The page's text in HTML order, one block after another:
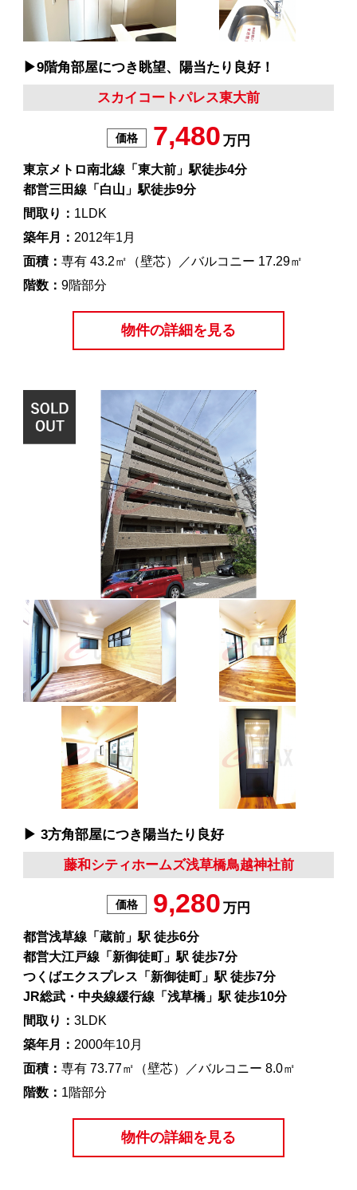
▶︎9階角部屋につき眺望、陽当たり良好！
スカイコートパレス東大前
価格 7,480 万円
東京メトロ南北線「東大前」駅徒歩4分
都営三田線「白山」駅徒歩9分
間取り： 1LDK
築年月： 2012年1月
面積： 専有 43.2㎡（壁芯）／バルコニー 17.29㎡
階数： 9階部分
物件の詳細を見る
▶︎ 3方角部屋につき陽当たり良好
藤和シティホームズ浅草橋鳥越神社前
価格 9,280 万円
都営浅草線「蔵前」駅 徒歩6分
都営大江戸線「新御徒町」駅 徒歩7分
つくばエクスプレス「新御徒町」駅 徒歩7分
JR総武・中央線緩行線「浅草橋」駅 徒歩10分
間取り： 3LDK
築年月： 2000年10月
面積： 専有 73.77㎡（壁芯）／バルコニー 8.0㎡
階数： 1階部分
物件の詳細を見る